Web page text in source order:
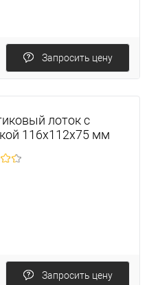
Запросить цену
лоток с
116х112х75 мм
Запросить цену